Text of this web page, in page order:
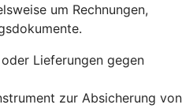
um Rechnungen,
Lieferungen gegen
zur Absicherung von